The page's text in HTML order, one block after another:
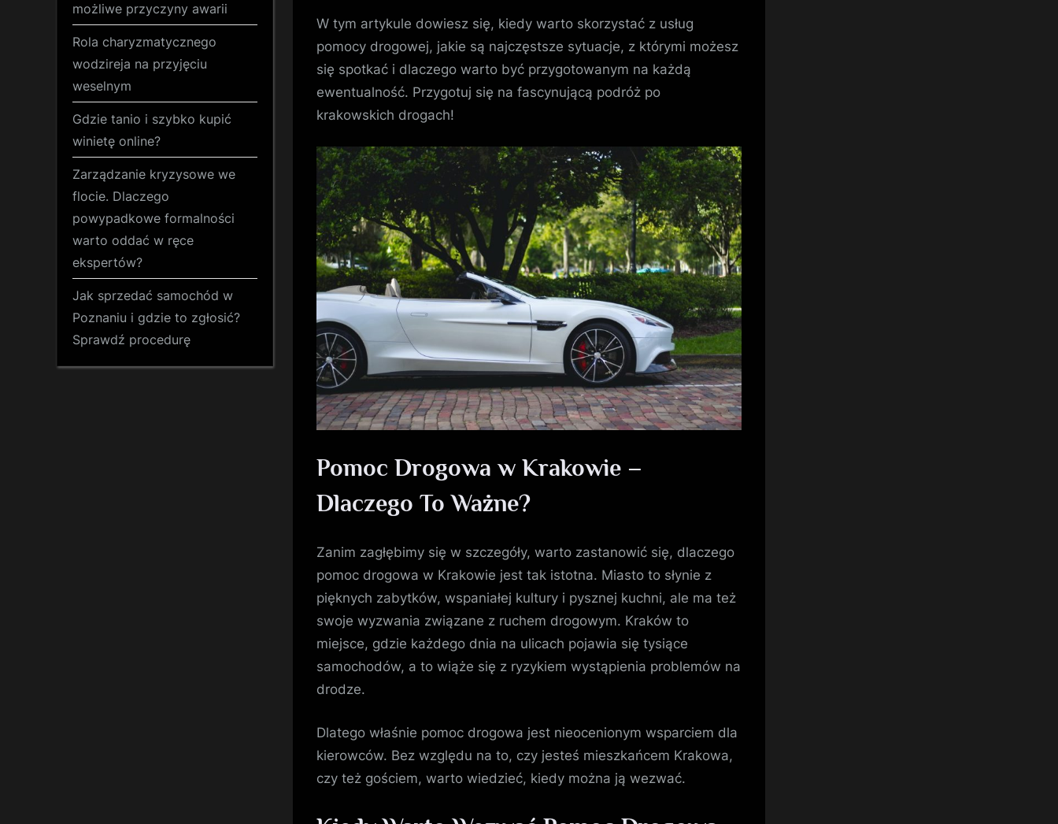
W tym artykule dowiesz się, kiedy warto skorzystać z usług
pomocy drogowej, jakie są najczęstsze sytuacje, z którymi możesz
się spotkać i dlaczego warto być przygotowanym na każdą
ewentualność. Przygotuj się na fascynującą podróż po
krakowskich drogach!
Pomoc Drogowa w Krakowie –
Dlaczego To Ważne?
Zanim zagłębimy się w szczegóły, warto zastanowić się, dlaczego
pomoc drogowa w Krakowie jest tak istotna. Miasto to słynie z
pięknych zabytków, wspaniałej kultury i pysznej kuchni, ale ma też
swoje wyzwania związane z ruchem drogowym. Kraków to
miejsce, gdzie każdego dnia na ulicach pojawia się tysiące
samochodów, a to wiąże się z ryzykiem wystąpienia problemów na
drodze.
Dlatego właśnie pomoc drogowa jest nieocenionym wsparciem dla
kierowców. Bez względu na to, czy jesteś mieszkańcem Krakowa,
czy też gościem, warto wiedzieć, kiedy można ją wezwać.
możliwe przyczyny awarii
Rola charyzmatycznego
wodzireja na przyjęciu
weselnym
Gdzie tanio i szybko kupić
winietę online?
Zarządzanie kryzysowe we
flocie. Dlaczego
powypadkowe formalności
warto oddać w ręce
ekspertów?
Jak sprzedać samochód w
Poznaniu i gdzie to zgłosić?
Sprawdź procedurę